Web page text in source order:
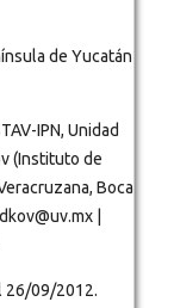
de Yucatán
IPN, Unidad
(Instituto de
Boca
|
26/09/2012.